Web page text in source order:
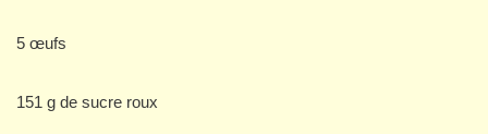
5 œufs
151 g de sucre roux